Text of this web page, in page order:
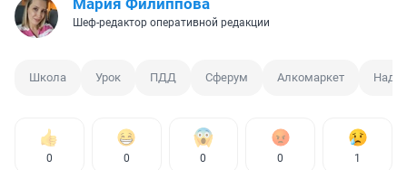
Мария Филиппова
Шеф-редактор оперативной редакции
Школа Урок ПДД Сферум Алкомаркет
0 0 0 0 1